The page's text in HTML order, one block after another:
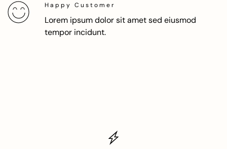
Happy Customer
Lorem ipsum dolor sit amet sed eiusmod
tempor incidunt.